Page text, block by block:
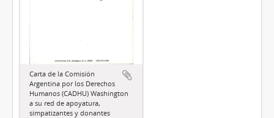
Carta de la Comisión
Argentina por los Derechos
Humanos (CADHU) Washington
a su red de apoyatura,
simpatizantes y donantes